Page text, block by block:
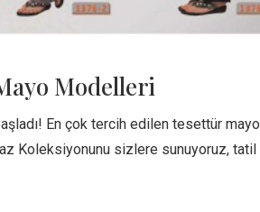
Modelleri
En çok tercih edilen tesettür mayo
Koleksiyonunu sizlere sunuyoruz, tatil